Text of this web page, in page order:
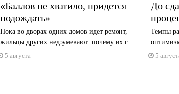
«Баллов не хватило, придется
подождать»
Пока во дворах одних домов идет ремонт,
жильцы других недоумевают: почему их г...
5 августа
До
Темпы
5